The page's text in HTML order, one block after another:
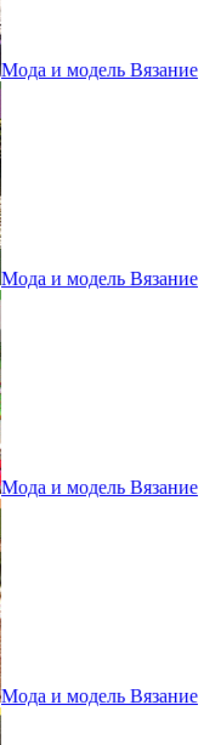
Мода и модель Вязание
Мода и модель Вязание
Мода и модель Вязание
Мода и модель Вязание